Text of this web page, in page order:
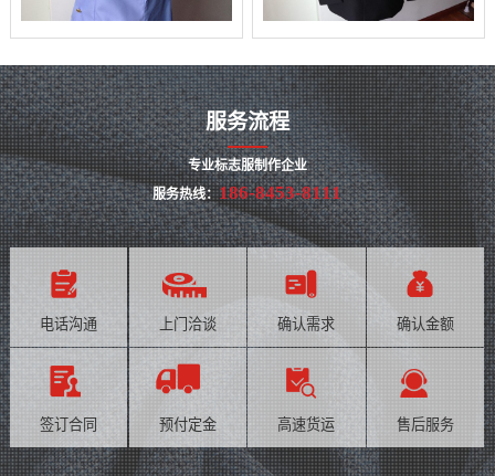
服务流程
专业标志服制作企业
服务热线：186-8453-8111
电话沟通 上门洽谈 确认需求 确认金额
签订合同 预付定金 高速货运 售后服务